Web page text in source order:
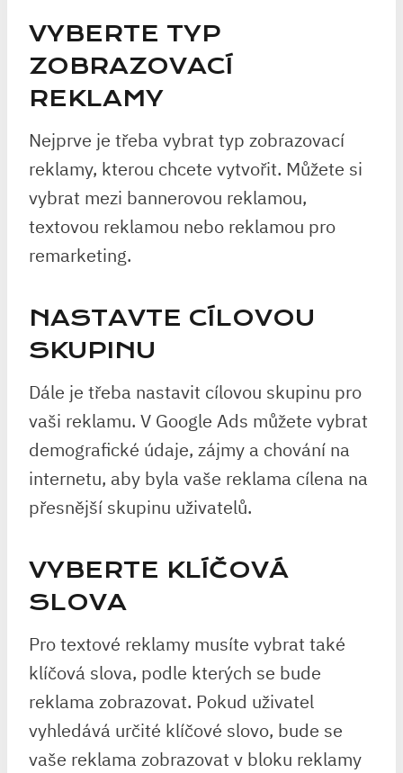
VYBERTE TYP
ZOBRAZOVACÍ
REKLAMY
Nejprve je třeba vybrat typ zobrazovací
reklamy, kterou chcete vytvořit. Můžete si
vybrat mezi bannerovou reklamou,
textovou reklamou nebo reklamou pro
remarketing.
NASTAVTE CÍLOVOU
SKUPINU
Dále je třeba nastavit cílovou skupinu pro
vaši reklamu. V Google Ads můžete vybrat
demografické údaje, zájmy a chování na
internetu, aby byla vaše reklama cílena na
přesnější skupinu uživatelů.
VYBERTE KLÍČOVÁ
SLOVA
Pro textové reklamy musíte vybrat také
klíčová slova, podle kterých se bude
reklama zobrazovat. Pokud uživatel
vyhledává určité klíčové slovo, bude se
vaše reklama zobrazovat v bloku reklamy